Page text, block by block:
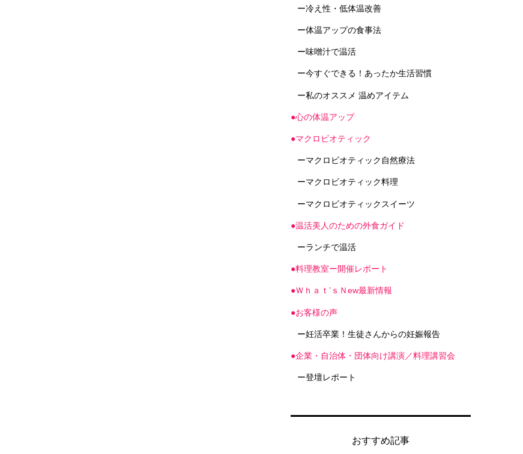
ー冷え性・低体温改善
ー体温アップの食事法
ー味噌汁で温活
ー今すぐできる！あったか生活習慣
ー私のオススメ 温めアイテム
●心の体温アップ
●マクロビオティック
ーマクロビオティック自然療法
ーマクロビオティック料理
ーマクロビオティックスイーツ
●温活美人のための外食ガイド
ーランチで温活
●料理教室ー開催レポート
●Ｗｈａｔ’ｓＮew最新情報
●お客様の声
ー妊活卒業！生徒さんからの妊娠報告
●企業・自治体・団体向け講演／料理講習会
ー登壇レポート
おすすめ記事